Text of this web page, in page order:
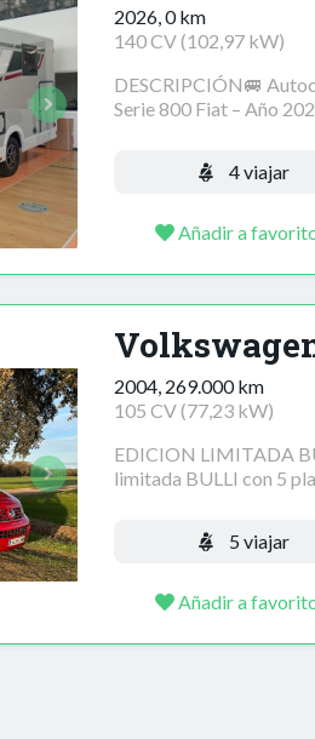
2026, 0 km
140 CV (102,97 kW)
DESCRIPCIÓN🚐
Serie 800 Fiat – Año
4 viajar
Añadir a
2004, 269.000 km
105 CV (77,23 kW)
EDICION LIMITADA
limitada BULLI con 5
5 viajar
Añadir a